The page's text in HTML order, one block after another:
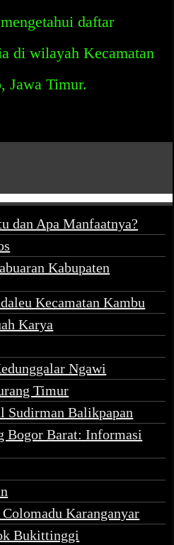
daftar
di wilayah Kecamatan
Jawa Timur.
dan Apa Manfaatnya?
Kabupaten
Kecamatan Kambu
Karya
Ngawi
Timur
Sudirman Balikpapan
Bogor Barat: Informasi
Karanganyar
Bukittinggi